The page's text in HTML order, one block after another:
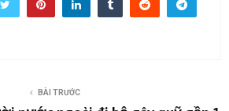
BÀI TRƯỚC